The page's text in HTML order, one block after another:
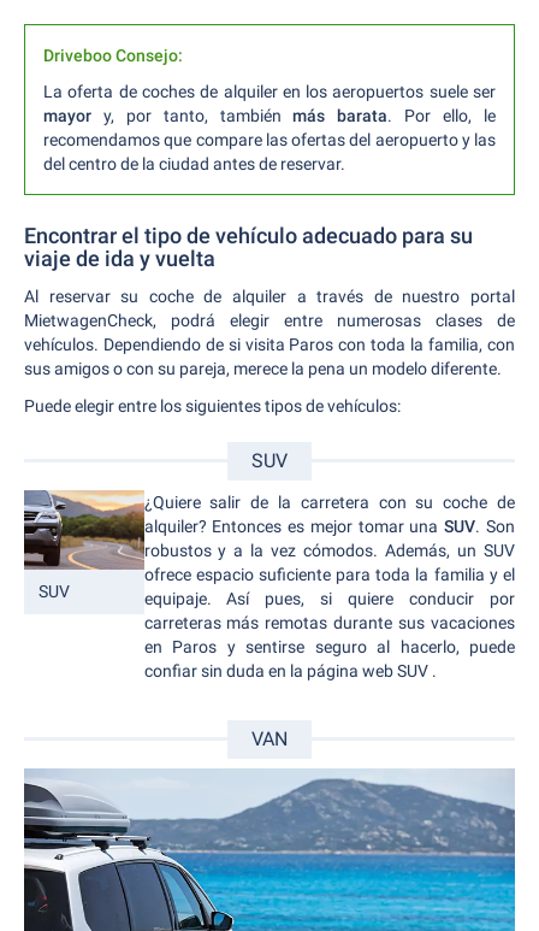
Driveboo Consejo:
La oferta de coches de alquiler en los aeropuertos suele ser
mayor y, por tanto, tambiénmás barata. Por ello, le
recomendamos que compare las ofertas del aeropuerto y las
del centro de la ciudad antes de reservar.
Encontrar el tipo de vehículo adecuado para su
viaje de ida y vuelta
Al reservar su coche de alquiler a través de nuestro portal
MietwagenCheck, podrá elegir entre numerosas clases de
vehículos. Dependiendo de si visita Paros con toda la familia, con
sus amigos o con su pareja, merece la pena un modelo diferente.
Puede elegir entre los siguientes tipos de vehículos:
SUV
SUV
¿Quiere salir de la carretera con su coche de
alquiler? Entonces es mejor tomar unaSUV. Son
robustos y a la vez cómodos. Además, un SUV
ofrece espacio suficiente para toda la familia y el
equipaje. Así pues, si quiere conducir por
carreteras más remotas durante sus vacaciones
en Paros y sentirse seguro al hacerlo, puede
confiar sin duda en la página web SUV .
VAN